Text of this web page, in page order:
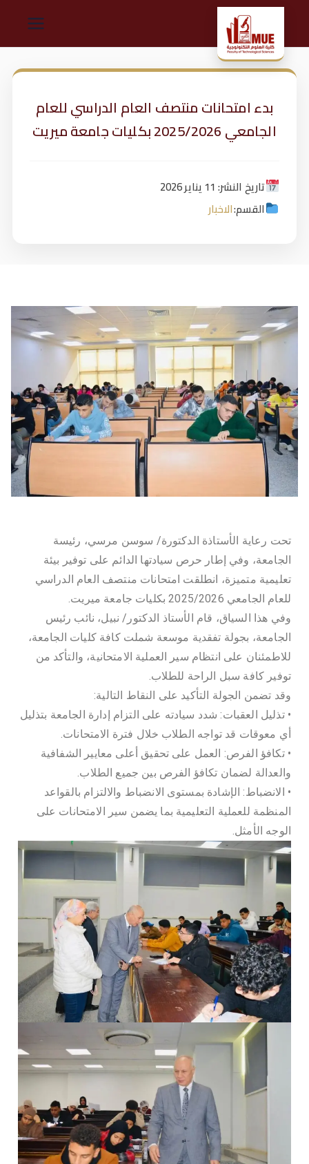
ك
لي
ة
ت
ك
و
ل
و
ج
يا
ال
ي
و
ي
ة
–
ج
ا
م
ع
ة
م
ير
ي
ت
بدء امتحانات منتصف العام الدراسي للعام
الجامعي 2025/2026 بكليات جامعة ميريت
تاريخ النشر: 11 يناير 2026
القسم:الاخبار
تحت رعاية الأستاذة الدكتورة/ سوسن مرسي، رئيسة
الجامعة، وفي إطار حرص سيادتها الدائم على توفير بيئة
تعليمية متميزة، انطلقت امتحانات منتصف العام الدراسي
للعام الجامعي 2025/2026 بكليات جامعة ميريت.
وفي هذا السياق، قام الأستاذ الدكتور/ نبيل، نائب رئيس
الجامعة، بجولة تفقدية موسعة شملت كافة كليات الجامعة،
للاطمئنان على انتظام سير العملية الامتحانية، والتأكد من
توفير كافة سبل الراحة للطلاب.
وقد تضمن الجولة التأكيد على النقاط التالية:
• تذليل العقبات: شدد سيادته على التزام إدارة الجامعة بتذليل
أي معوقات قد تواجه الطلاب خلال فترة الامتحانات.
• تكافؤ الفرص: العمل على تحقيق أعلى معايير الشفافية
والعدالة لضمان تكافؤ الفرص بين جميع الطلاب.
• الانضباط: الإشادة بمستوى الانضباط والالتزام بالقواعد
المنظمة للعملية التعليمية بما يضمن سير الامتحانات على
الوجه الأمثل.